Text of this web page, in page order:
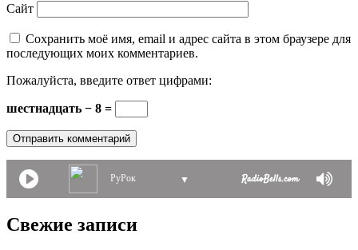
Сайт
Сохранить моё имя, email и адрес сайта в этом браузере для
последующих моих комментариев.
Пожалуйста, введите ответ цифрами:
шестнадцать − 8 =
РуРок ▼
Свежие записи